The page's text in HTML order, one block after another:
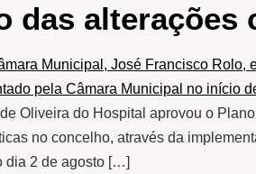
das alterações
Oliveira do Hospital aprovou o
no concelho, através da
dia 2 de agosto […]